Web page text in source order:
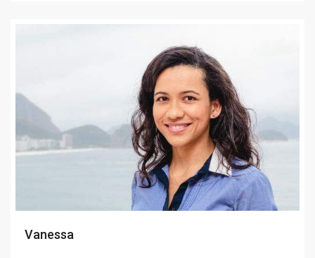
Vanessa